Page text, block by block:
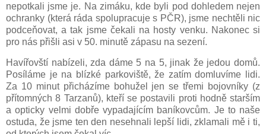
nepotkali jsme je. Na zimáku, kde byli pod dohledem nejen
ochranky (která ráda spolupracuje s PČR), jsme nechtěli nic
podceňovat, a tak jsme čekali na hosty venku. Nakonec si
pro nás přišli asi v 50. minutě zápasu na sezení.
Havířovští nabízeli, zda dáme 5 na 5, jinak že jedou domů.
Posíláme je na blízké parkoviště, že zatím domluvíme lidi.
Za 10 minut přicházíme bohužel jen se třemi bojovníky (z
přítomných 8 Tarzanů), kteří se postavili proti hodně starším
a opticky velmi dobře vypadajícím baníkovcům. Je to naše
ostuda, že jsme ten den nesehnali lepší lidi, zklamali mě i ti,